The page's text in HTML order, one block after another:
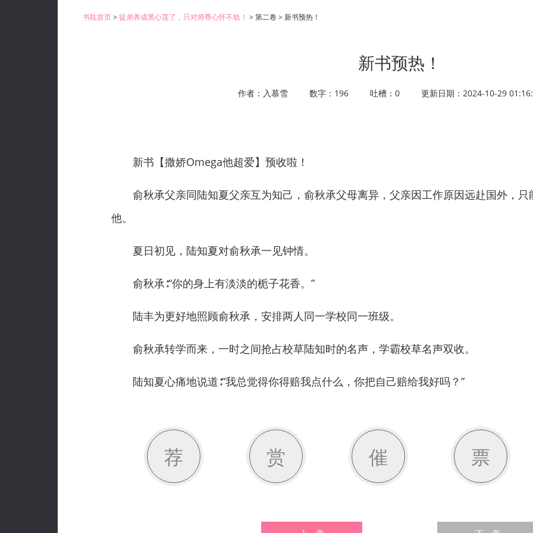
书耽首页>徒弟养成黑心莲了，只对师尊心怀不轨！ > 第二卷 > 新书预热！
新书预热！
作者：入慕雪 数字：196 吐槽：0 更新日期：2024-10-29
新书【撒娇Omega他超爱】预收啦！
俞秋承父亲同陆知夏父亲互为知己，俞秋承父母离异，父亲因工作原因远赴国外，只
他。
夏日初见，陆知夏对俞秋承一见钟情。
俞秋承∶“你的身上有淡淡的栀子花香。”
陆丰为更好地照顾俞秋承，安排两人同一学校同一班级。
俞秋承转学而来，一时之间抢占校草陆知时的名声，学霸校草名声双收。
陆知夏心痛地说道∶“我总觉得你得赔我点什么，你把自己赔给我好吗？”
荐 赏 催 票